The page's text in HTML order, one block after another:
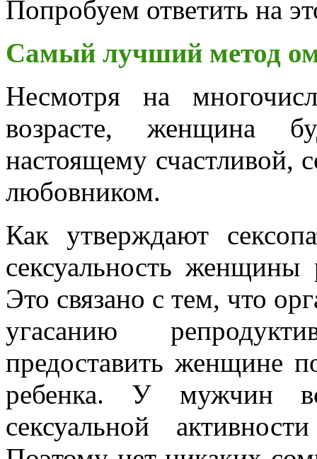
Попробуем ответить на
Самый лучший метод
Несмотря на
возрасте, женщина
настоящему счастливой,
любовником.
Как утверждают
сексуальность женщины
Это связано с тем, что
угасанию
предоставить женщине
ребенка. У мужчин
сексуальной